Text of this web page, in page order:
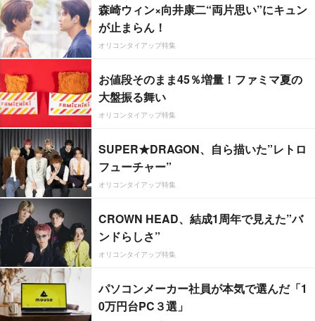
森崎ウィン×向井康二“両片思い”にキュン
が止まらん！
オリコンタイアップ特集
お値段そのまま45％増量！ファミマ夏の
大盤振る舞い
オリコンタイアップ特集
SUPER★DRAGON、自ら描いた”レトロ
フューチャー”
オリコンタイアップ特集
CROWN HEAD、結成1周年で見えた”バ
ンドらしさ”
オリコンタイアップ特集
パソコンメーカー社員が本気で選んだ「1
0万円台PC３選」